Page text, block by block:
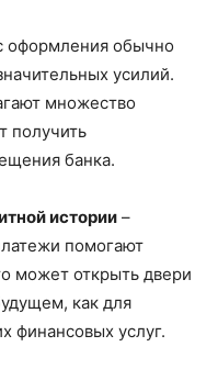
оформления обычно
усилий.
множество
получить
банка.
истории –
помогают
может открыть двери
как для
финансовых услуг.